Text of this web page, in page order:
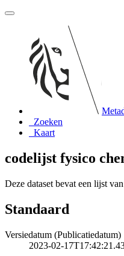
Zoeken
Kaart
codelijst fysico
Deze dataset bevat een lijst
Standaard
Versiedatum (Publicatiedatum)
2023-02-